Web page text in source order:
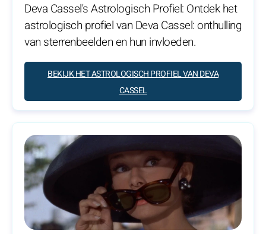
Deva Cassel's Astrologisch Profiel: Ontdek het
astrologisch profiel van Deva Cassel: onthulling
van sterrenbeelden en hun invloeden.
BEKIJK HET ASTROLOGISCH PROFIEL VAN DEVA
CASSEL